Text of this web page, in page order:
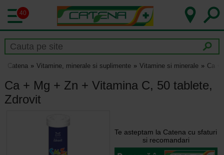
40
Catena Vitamine, minerale si suplimente Vitamine si minerale Ca +
Ca + Mg + Zn + Vitamina C, 50 tablete,
Zdrovit
Te asteptam la Catena cu sfaturi
si recomandari